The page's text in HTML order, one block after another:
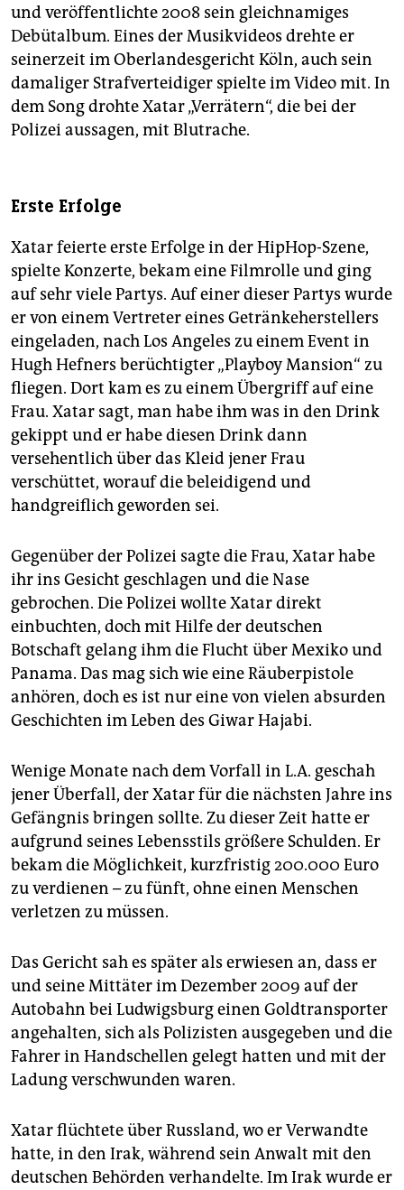
und veröffentlichte 2008 sein gleichnamiges
Debütalbum. Eines der Musikvideos drehte er
seinerzeit im Oberlandesgericht Köln, auch sein
damaliger Strafverteidiger spielte im Video mit. In
dem Song drohte Xatar „Verrätern“, die bei der
Polizei aussagen, mit Blutrache.
Erste Erfolge
Xatar feierte erste Erfolge in der HipHop-Szene,
spielte Konzerte, bekam eine Filmrolle und ging
auf sehr viele Partys. Auf einer dieser Partys wurde
er von einem Vertreter eines Getränkeherstellers
eingeladen, nach Los Angeles zu einem Event in
Hugh Hefners berüchtigter „Playboy Mansion“ zu
fliegen. Dort kam es zu einem Übergriff auf eine
Frau. Xatar sagt, man habe ihm was in den Drink
gekippt und er habe diesen Drink dann
versehentlich über das Kleid jener Frau
verschüttet, worauf die beleidigend und
handgreiflich geworden sei.
Gegenüber der Polizei sagte die Frau, Xatar habe
ihr ins Gesicht geschlagen und die Nase
gebrochen. Die Polizei wollte Xatar direkt
einbuchten, doch mit Hilfe der deutschen
Botschaft gelang ihm die Flucht über Mexiko und
Panama. Das mag sich wie eine Räuberpistole
anhören, doch es ist nur eine von vielen absurden
Geschichten im Leben des Giwar Hajabi.
Wenige Monate nach dem Vorfall in L.A. geschah
jener Überfall, der Xatar für die nächsten Jahre ins
Gefängnis bringen sollte. Zu dieser Zeit hatte er
aufgrund seines Lebensstils größere Schulden. Er
bekam die Möglichkeit, kurzfristig 200.000 Euro
zu verdienen – zu fünft, ohne einen Menschen
verletzen zu müssen.
Das Gericht sah es später als erwiesen an, dass er
und seine Mittäter im Dezember 2009 auf der
Autobahn bei Ludwigsburg einen Goldtransporter
angehalten, sich als Polizisten ausgegeben und die
Fahrer in Handschellen gelegt hatten und mit der
Ladung verschwunden waren.
Xatar flüchtete über Russland, wo er Verwandte
hatte, in den Irak, während sein Anwalt mit den
deutschen Behörden verhandelte. Im Irak wurde er